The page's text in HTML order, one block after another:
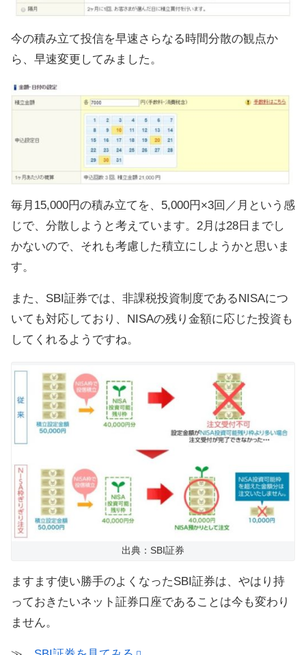
今の積み立て投信を早速さらなる時間分散の観点か
ら、早速変更してみました。
毎月15,000円の積み立てを、5,000円×3回／月という感
じで、分散しようと考えています。2月は28日までし
かないので、それも考慮した積立にしようかと思いま
す。
また、SBI証券では、非課税投資制度であるNISAにつ
いても対応しており、NISAの残り金額に応じた投資も
してくれるようですね。
出典：SBI証券
ますます使い勝手のよくなったSBI証券は、やはり持
っておきたいネット証券口座であることは今も変わり
ません。